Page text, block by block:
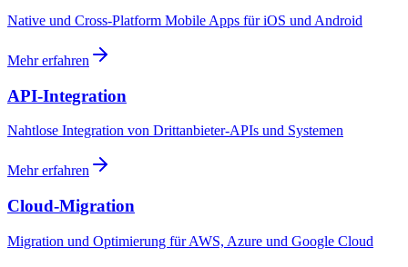
Native und Cross-Platform Mobile Apps für iOS und Android
Mehr erfahren
API-Integration
Nahtlose Integration von Drittanbieter-APIs und Systemen
Mehr erfahren
Cloud-Migration
Migration und Optimierung für AWS, Azure und Google Cloud